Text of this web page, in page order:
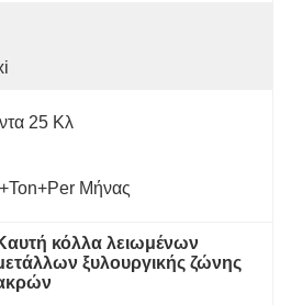
25 Κλ
Μήνας
κόλλα λειωμένων
ξυλουργικής ζώνης